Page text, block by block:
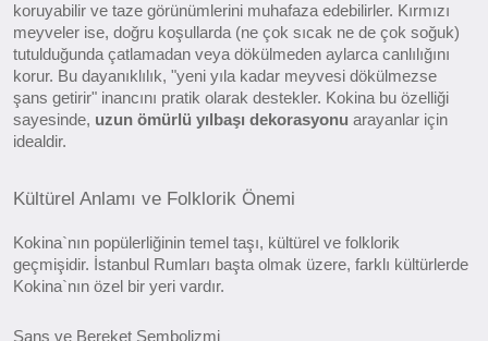
koruyabilir ve taze görünümlerini muhafaza edebilirler. Kırmızı
meyveler ise, doğru koşullarda (ne çok sıcak ne de çok soğuk)
tutulduğunda çatlamadan veya dökülmeden aylarca canlılığını
korur. Bu dayanıklılık, "yeni yıla kadar meyvesi dökülmezse
şans getirir" inancını pratik olarak destekler. Kokina bu özelliği
sayesinde, uzun ömürlü yılbaşı dekorasyonu arayanlar için
idealdir.
Kültürel Anlamı ve Folklorik Önemi
Kokina`nın popülerliğinin temel taşı, kültürel ve folklorik
geçmişidir. İstanbul Rumları başta olmak üzere, farklı kültürlerde
Kokina`nın özel bir yeri vardır.
Şans ve Bereket Sembolizmi